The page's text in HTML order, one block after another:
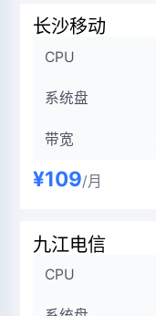
长沙移动
CPU
系统盘
带宽
¥109/月
九江电信
CPU